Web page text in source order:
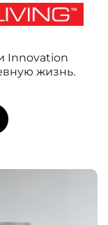
Innovation
жизнь.